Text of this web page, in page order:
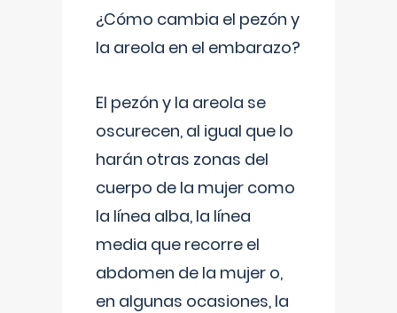
¿Cómo cambia el pezón y
la areola en el embarazo?
El pezón y la areola se
oscurecen, al igual que lo
harán otras zonas del
cuerpo de la mujer como
la línea alba, la línea
media que recorre el
abdomen de la mujer o,
en algunas ocasiones, la